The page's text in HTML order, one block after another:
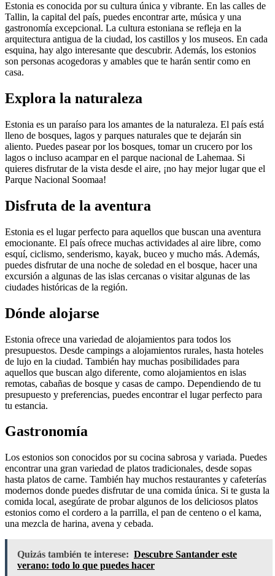
Estonia es conocida por su cultura única y vibrante. En las calles de
Tallin, la capital del país, puedes encontrar arte, música y una
gastronomía excepcional. La cultura estoniana se refleja en la
arquitectura antigua de la ciudad, los castillos y los museos. En cada
esquina, hay algo interesante que descubrir. Además, los estonios
son personas acogedoras y amables que te harán sentir como en
casa.
Explora la naturaleza
Estonia es un paraíso para los amantes de la naturaleza. El país está
lleno de bosques, lagos y parques naturales que te dejarán sin
aliento. Puedes pasear por los bosques, tomar un crucero por los
lagos o incluso acampar en el parque nacional de Lahemaa. Si
quieres disfrutar de la vista desde el aire, ¡no hay mejor lugar que el
Parque Nacional Soomaa!
Disfruta de la aventura
Estonia es el lugar perfecto para aquellos que buscan una aventura
emocionante. El país ofrece muchas actividades al aire libre, como
esquí, ciclismo, senderismo, kayak, buceo y mucho más. Además,
puedes disfrutar de una noche de soledad en el bosque, hacer una
excursión a algunas de las islas cercanas o visitar algunas de las
ciudades históricas de la región.
Dónde alojarse
Estonia ofrece una variedad de alojamientos para todos los
presupuestos. Desde campings a alojamientos rurales, hasta hoteles
de lujo en la ciudad. También hay muchas posibilidades para
aquellos que buscan algo diferente, como alojamientos en islas
remotas, cabañas de bosque y casas de campo. Dependiendo de tu
presupuesto y preferencias, puedes encontrar el lugar perfecto para
tu estancia.
Gastronomía
Los estonios son conocidos por su cocina sabrosa y variada. Puedes
encontrar una gran variedad de platos tradicionales, desde sopas
hasta platos de carne. También hay muchos restaurantes y cafeterías
modernos donde puedes disfrutar de una comida única. Si te gusta la
comida local, asegúrate de probar algunos de los deliciosos platos
estonios como el cordero a la parrilla, el pan de centeno o el kama,
una mezcla de harina, avena y cebada.
Quizás también te interese: Descubre Santander este
verano: todo lo que puedes hacer